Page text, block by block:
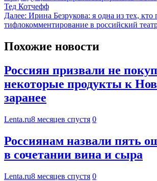
Тед Котчефф
Далее: Ирина Безрукова: я одна из тех, кто
тифлокомментирование в российский
Похожие новости
Россиян призвали не
некоторые продукты к
заранее
Lenta.ru8 месяцев спустя 0
Россиянам назвали пять
в сочетании вина и сыра
Lenta.ru8 месяцев спустя 0